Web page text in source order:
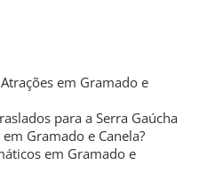
em Gramado e
para a Serra Gaúcha
Gramado e Canela?
em Gramado e